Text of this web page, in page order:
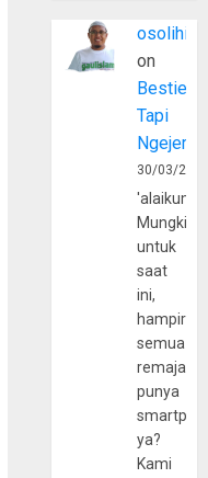
osolihin
on
Bestie
Tapi
30/03/
Mungkin
untuk
saat
ini,
hampir
semua
remaja
punya
ya?
Kami